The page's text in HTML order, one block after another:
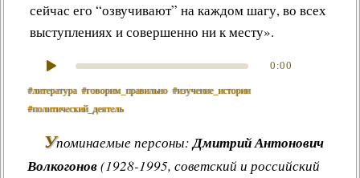
сейчас его “озвучивают” на каждом шагу, во всех
выступлениях и совершенно ни к месту».
0:00
#литература #говорим_правильно #изучение_истории
#политичeский_деятeль
Упоминаемые персоны:Дмитрий Антонович
Волкогонов(1928-1995, советский и российский